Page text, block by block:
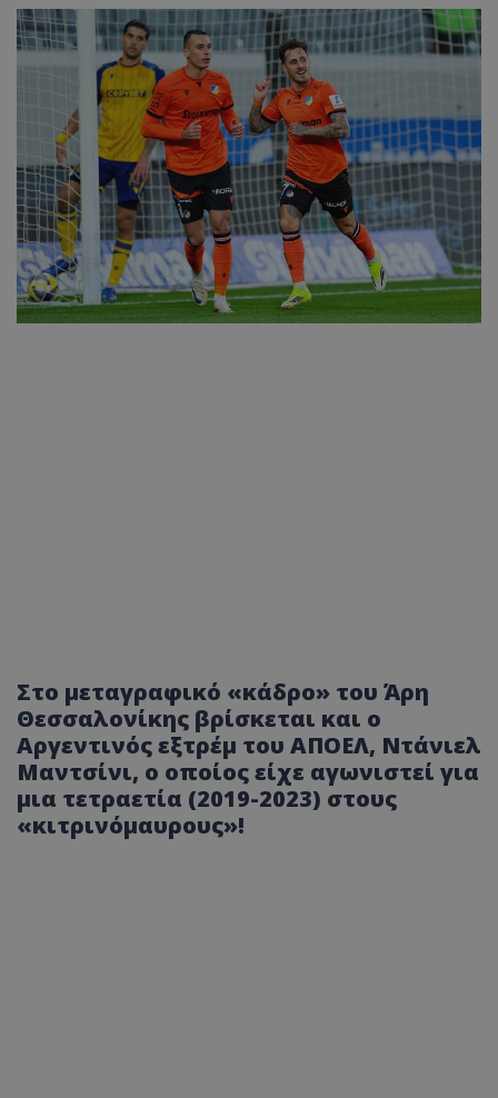
Στο μεταγραφικό «κάδρο» του Άρη
Θεσσαλονίκης βρίσκεται και ο
Αργεντινός εξτρέμ του ΑΠΟΕΛ, Ντάνιελ
Μαντσίνι, ο οποίος είχε αγωνιστεί για
μια τετραετία (2019-2023) στους
«κιτρινόμαυρους»!